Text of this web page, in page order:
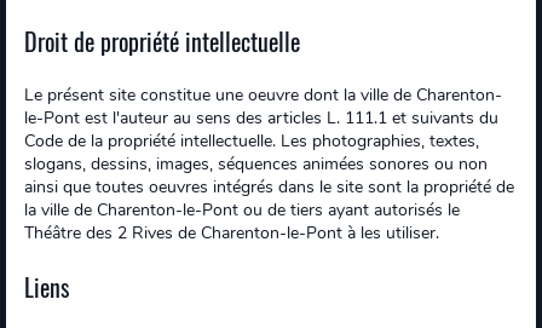
Droit de propriété intellectuelle
Le présent site constitue une oeuvre dont la ville de Charenton-
le-Pont est l'auteur au sens des articles L. 111.1 et suivants du
Code de la propriété intellectuelle. Les photographies, textes,
slogans, dessins, images, séquences animées sonores ou non
ainsi que toutes oeuvres intégrés dans le site sont la propriété de
la ville de Charenton-le-Pont ou de tiers ayant autorisés le
Théâtre des 2 Rives de Charenton-le-Pont à les utiliser.
Liens